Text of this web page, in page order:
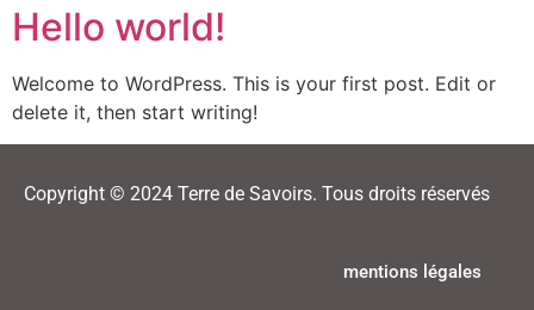
Hello world!
Welcome to WordPress. This is your first post. Edit or
delete it, then start writing!
Copyright © 2024 Terre de Savoirs. Tous droits réservés
mentions légales